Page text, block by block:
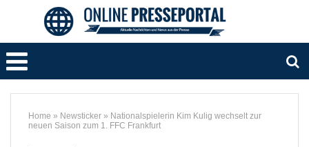
Home » Newsticker » Nationalspielerin Kim Kulig wechselt zur
neuen Saison zum 1. FFC Frankfurt